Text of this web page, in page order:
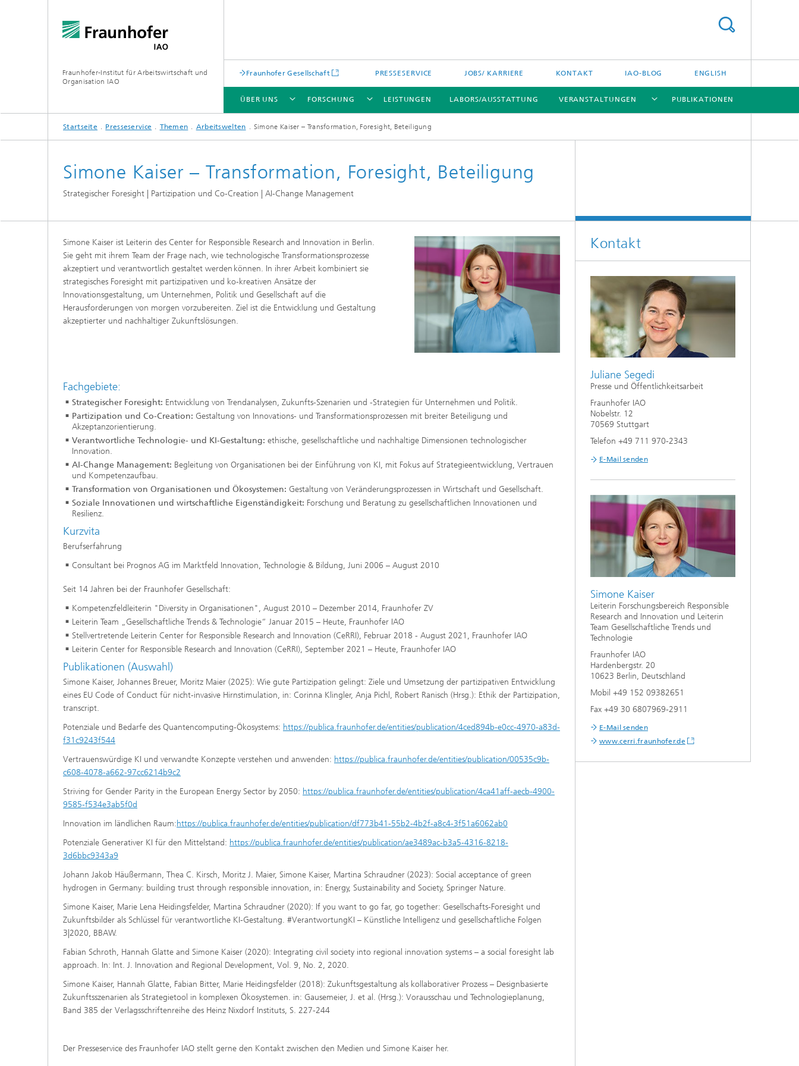
Fraunhofer-Institut für Arbeitswirtschaft und
Organisation IAO
Fraunhofer Gesellschaft PRESSESERVICE JOBS/ KARRIERE KONTAKT IAO-BLOG ENGLISH
ÜBER UNS
ÜBER UNS
FORSCHUNG
FORSCHUNG
LEISTUNGEN LABORS/AUSSTATTUNG VERANSTALTUNGEN
VERANSTALTUNGEN
PUBLIKATIONEN
Startseite Presseservice Themen Arbeitswelten Simone Kaiser – Transformation, Foresight, Beteiligung
Simone Kaiser – Transformation, Foresight, Beteiligung
Strategischer Foresight | Partizipation und Co-Creation | AI-Change Management
Simone Kaiser ist Leiterin des Center for Responsible Research and Innovation in Berlin.
Sie geht mit ihrem Team der Frage nach, wie technologische Transformationsprozesse
akzeptiert und verantwortlich gestaltet werden können. In ihrer Arbeit kombiniert sie
strategisches Foresight mit partizipativen und ko-kreativen Ansätze der
Innovationsgestaltung, um Unternehmen, Politik und Gesellschaft auf die
Herausforderungen von morgen vorzubereiten. Ziel ist die Entwicklung und Gestaltung
akzeptierter und nachhaltiger Zukunftslösungen.
Fachgebiete:
Strategischer Foresight: Entwicklung von Trendanalysen, Zukunfts-Szenarien und -Strategien für Unternehmen und Politik.
Partizipation und Co-Creation: Gestaltung von Innovations- und Transformationsprozessen mit breiter Beteiligung und
Akzeptanzorientierung.
Verantwortliche Technologie- und KI-Gestaltung: ethische, gesellschaftliche und nachhaltige Dimensionen technologischer
Innovation.
AI-Change Management: Begleitung von Organisationen bei der Einführung von KI, mit Fokus auf Strategieentwicklung, Vertrauen
und Kompetenzaufbau.
Transformation von Organisationen und Ökosystemen: Gestaltung von Veränderungsprozessen in Wirtschaft und Gesellschaft.
Soziale Innovationen und wirtschaftliche Eigenständigkeit: Forschung und Beratung zu gesellschaftlichen Innovationen und
Resilienz.
Kurzvita
Berufserfahrung
Consultant bei Prognos AG im Marktfeld Innovation, Technologie & Bildung, Juni 2006 – August 2010
Seit 14 Jahren bei der Fraunhofer Gesellschaft:
Kompetenzfeldleiterin "Diversity in Organisationen", August 2010 – Dezember 2014, Fraunhofer ZV
Leiterin Team „Gesellschaftliche Trends & Technologie“ Januar 2015 – Heute, Fraunhofer IAO
Stellvertretende Leiterin Center for Responsible Research and Innovation (CeRRI), Februar 2018 - August 2021, Fraunhofer IAO
Leiterin Center for Responsible Research and Innovation (CeRRI), September 2021 – Heute, Fraunhofer IAO
Publikationen (Auswahl)
Simone Kaiser, Johannes Breuer, Moritz Maier (2025): Wie gute Partizipation gelingt: Ziele und Umsetzung der partizipativen Entwicklung
eines EU Code of Conduct für nicht-invasive Hirnstimulation, in: Corinna Klingler, Anja Pichl, Robert Ranisch (Hrsg.): Ethik der Partizipation,
transcript.
Potenziale und Bedarfe des Quantencomputing-Ökosystems: https://publica.fraunhofer.de/entities/publication/4ced894b-e0cc-4970-a83d-
f31c9243f544
Vertrauenswürdige KI und verwandte Konzepte verstehen und anwenden: https://publica.fraunhofer.de/entities/publication/00535c9b-
c608-4078-a662-97cc6214b9c2
Striving for Gender Parity in the European Energy Sector by 2050: https://publica.fraunhofer.de/entities/publication/4ca41aff-aecb-4900-
9585-f534e3ab5f0d
Innovation im ländlichen Raum:https://publica.fraunhofer.de/entities/publication/df773b41-55b2-4b2f-a8c4-3f51a6062ab0
Potenziale Generativer KI für den Mittelstand: https://publica.fraunhofer.de/entities/publication/ae3489ac-b3a5-4316-8218-
3d6bbc9343a9
Johann Jakob Häußermann, Thea C. Kirsch, Moritz J. Maier, Simone Kaiser, Martina Schraudner (2023): Social acceptance of green
hydrogen in Germany: building trust through responsible innovation, in: Energy, Sustainability and Society, Springer Nature.
Simone Kaiser, Marie Lena Heidingsfelder, Martina Schraudner (2020): If you want to go far, go together: Gesellschafts-Foresight und
Zukunftsbilder als Schlüssel für verantwortliche KI-Gestaltung. #VerantwortungKI – Künstliche Intelligenz und gesellschaftliche Folgen
3|2020, BBAW.
Fabian Schroth, Hannah Glatte and Simone Kaiser (2020): Integrating civil society into regional innovation systems – a social foresight lab
approach. In: Int. J. Innovation and Regional Development, Vol. 9, No. 2, 2020.
Simone Kaiser, Hannah Glatte, Fabian Bitter, Marie Heidingsfelder (2018): Zukunftsgestaltung als kollaborativer Prozess – Designbasierte
Zukunftsszenarien als Strategietool in komplexen Ökosystemen. in: Gausemeier, J. et al. (Hrsg.): Vorausschau und Technologieplanung,
Band 385 der Verlagsschriftenreihe des Heinz Nixdorf Instituts, S. 227-244
Der Presseservice des Fraunhofer IAO stellt gerne den Kontakt zwischen den Medien und Simone Kaiser her.
Kontakt
Juliane Segedi
Presse und Öffentlichkeitsarbeit
Fraunhofer IAO
Nobelstr. 12
70569 Stuttgart
Telefon +49 711 970-2343
E-Mail senden
Simone Kaiser
Leiterin Forschungsbereich Responsible
Research and Innovation und Leiterin
Team Gesellschaftliche Trends und
Technologie
Fraunhofer IAO
Hardenbergstr. 20
10623 Berlin, Deutschland
Mobil +49 152 09382651
Fax +49 30 6807969-2911
E-Mail senden
www.cerri.fraunhofer.de